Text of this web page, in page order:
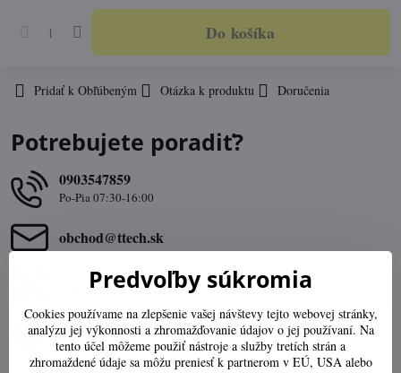
Do košíka
Pridať k Obľúbeným Otázka k produktu Doručenia
Potrebujete poradiť?
0903547859
Po-Pia 07:30-16:00
obchod​@ttech​.sk
Výber správnej veľkosti
Stav objednávky
Predvoľby súkromia
Cookies používame na zlepšenie vašej návštevy tejto webovej stránky,
analýzu jej výkonnosti a zhromažďovanie údajov o jej používaní. Na
tento účel môžeme použiť nástroje a služby tretích strán a
zhromaždené údaje sa môžu preniesť k partnerom v EÚ, USA alebo